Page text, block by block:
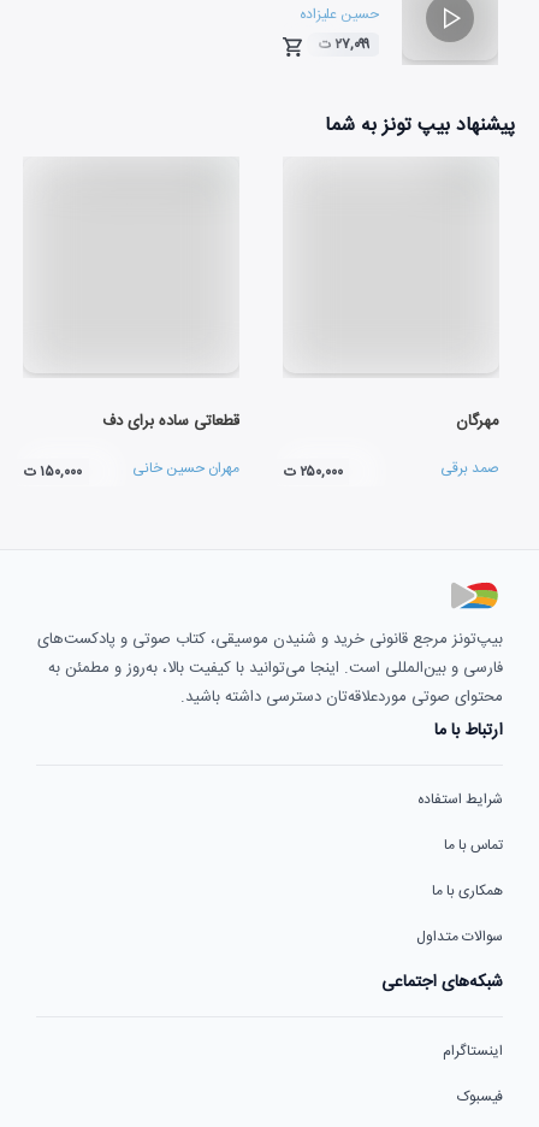
حسین علیزاده
۰۴:۵۰
۲۷,۰۹۹ ت
پیشنهاد بیپ تونز به شما
مهرگان
صمد برقی ۲۵۰,۰۰۰ ت
قطعاتی ساده برای دف
مهران حسین خانی ۱۵۰,۰۰۰ ت
بیپ‌تونز مرجع قانونی خرید و شنیدن موسیقی، کتاب صوتی و پادکست‌های
فارسی و بین‌المللی است. اینجا می‌توانید با کیفیت بالا، به‌روز و مطمئن به
محتوای صوتی موردعلاقه‌تان دسترسی داشته باشید.
ارتباط با ما
شرایط استفاده
تماس با ما
همکاری با ما
سوالات متداول
شبکه‌های اجتماعی
اینستاگرام
فیسبوک